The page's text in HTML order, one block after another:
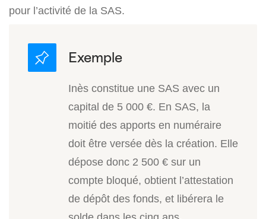
pour l’activité de la SAS.
Inès constitue une SAS avec un
capital de 5 000 €. En SAS, la
moitié des apports en numéraire
doit être versée dès la création. Elle
dépose donc 2 500 € sur un
compte bloqué, obtient l’attestation
de dépôt des fonds, et libérera le